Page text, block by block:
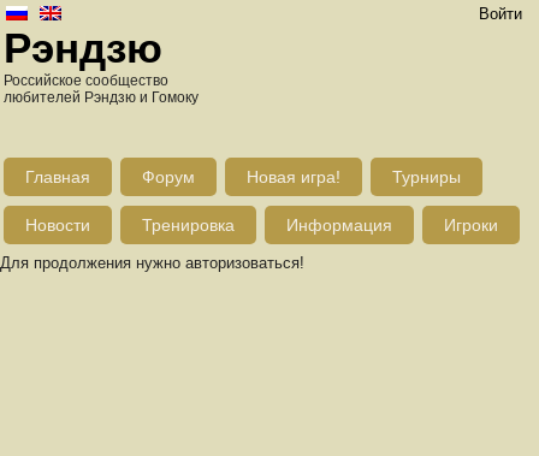
Войти
Рэндзю
Российское сообщество
любителей Рэндзю и Гомоку
Главная Форум Новая игра! Турниры
Новости Тренировка Информация Игроки
Для продолжения нужно авторизоваться!